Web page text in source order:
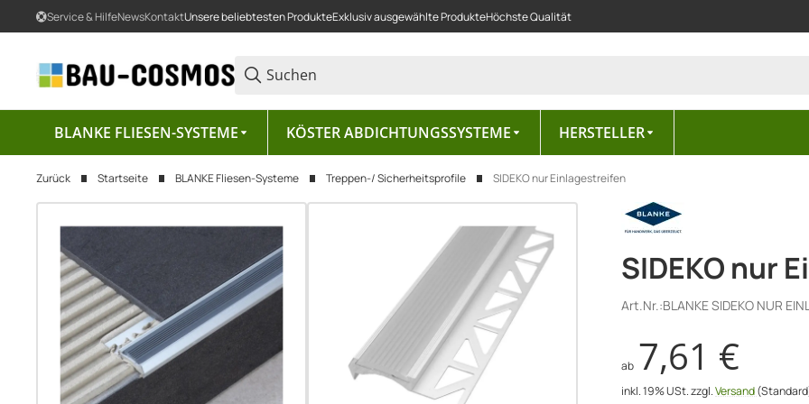
Service & HilfeNewsKontaktUnsere beliebtesten ProdukteExklusiv ausgewählte ProdukteHöchste Qualität
BLANKE FLIESEN-SYSTEME KÖSTER ABDICHTUNGSSYSTEME HERSTELLER
Zurück Startseite BLANKE Fliesen-Systeme Treppen-/ Sicherheitsprofile SIDEKO nur Einlagestreifen
SIDEKO nur
Art.Nr.:BLANKE SIDEKO NUR
ab 7,61 €
inkl. 19% USt.zzgl.Versand